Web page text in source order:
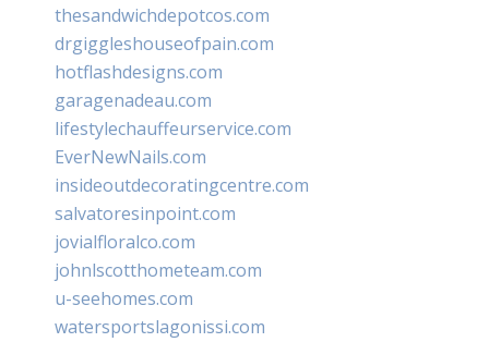
thesandwichdepotcos.com
drgiggleshouseofpain.com
hotflashdesigns.com
garagenadeau.com
lifestylechauffeurservice.com
EverNewNails.com
insideoutdecoratingcentre.com
salvatoresinpoint.com
jovialfloralco.com
johnlscotthometeam.com
u-seehomes.com
watersportslagonissi.com